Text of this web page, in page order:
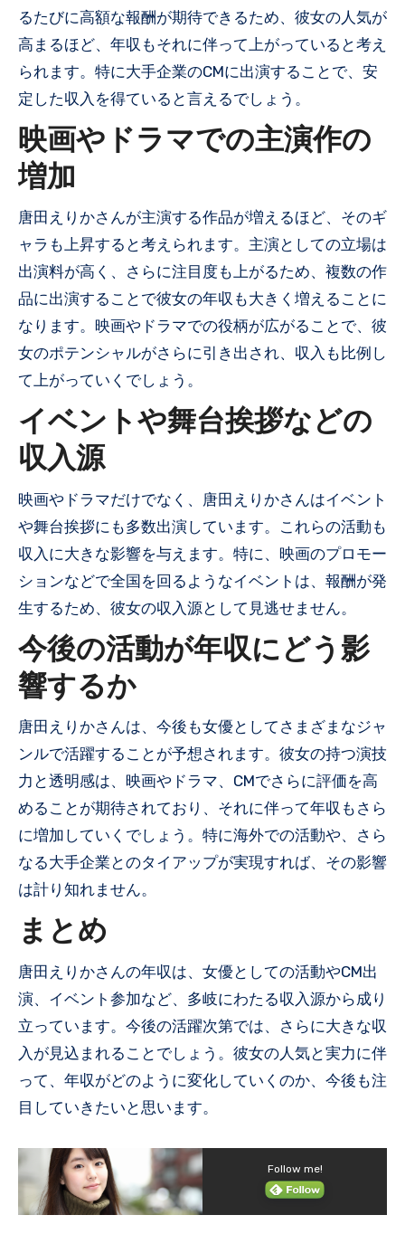
るたびに高額な報酬が期待できるため、彼女の人気が
高まるほど、年収もそれに伴って上がっていると考え
られます。特に大手企業のCMに出演することで、安
定した収入を得ていると言えるでしょう。
映画やドラマでの主演作の
増加
唐田えりかさんが主演する作品が増えるほど、そのギ
ャラも上昇すると考えられます。主演としての立場は
出演料が高く、さらに注目度も上がるため、複数の作
品に出演することで彼女の年収も大きく増えることに
なります。映画やドラマでの役柄が広がることで、彼
女のポテンシャルがさらに引き出され、収入も比例し
て上がっていくでしょう。
イベントや舞台挨拶などの
収入源
映画やドラマだけでなく、唐田えりかさんはイベント
や舞台挨拶にも多数出演しています。これらの活動も
収入に大きな影響を与えます。特に、映画のプロモー
ションなどで全国を回るようなイベントは、報酬が発
生するため、彼女の収入源として見逃せません。
今後の活動が年収にどう影
響するか
唐田えりかさんは、今後も女優としてさまざまなジャ
ンルで活躍することが予想されます。彼女の持つ演技
力と透明感は、映画やドラマ、CMでさらに評価を高
めることが期待されており、それに伴って年収もさら
に増加していくでしょう。特に海外での活動や、さら
なる大手企業とのタイアップが実現すれば、その影響
は計り知れません。
まとめ
唐田えりかさんの年収は、女優としての活動やCM出
演、イベント参加など、多岐にわたる収入源から成り
立っています。今後の活躍次第では、さらに大きな収
入が見込まれることでしょう。彼女の人気と実力に伴
って、年収がどのように変化していくのか、今後も注
目していきたいと思います。
Follow me!